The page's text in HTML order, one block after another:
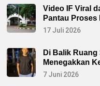
Video IF Viral
Pantau Proses
17 Juli 2026
Di Balik
Menegakkan
7 Juni 2026